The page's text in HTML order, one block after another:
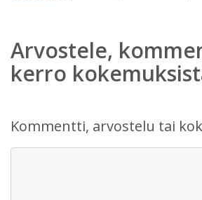
Arvostele,
kerro
Kommentti, arvostelu tai